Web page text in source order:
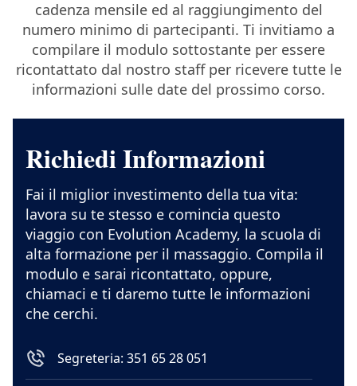
cadenza mensile ed al raggiungimento del
numero minimo di partecipanti. Ti invitiamo a
compilare il modulo sottostante per essere
ricontattato dal nostro staff per ricevere tutte le
informazioni sulle date del prossimo corso.
Richiedi Informazioni
Fai il miglior investimento della tua vita:
lavora su te stesso e comincia questo
viaggio con Evolution Academy, la scuola di
alta formazione per il massaggio. Compila il
modulo e sarai ricontattato, oppure,
chiamaci e ti daremo tutte le informazioni
che cerchi.
Segreteria: 351 65 28 051